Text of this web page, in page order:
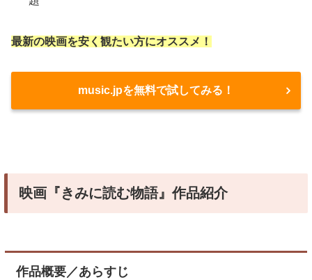
最新の映画を安く観たい方にオススメ！
music.jpを無料で試してみる！
映画『きみに読む物語』作品紹介
作品概要／あらすじ